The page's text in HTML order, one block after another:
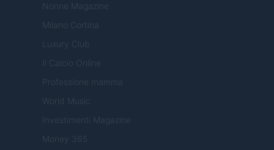
Nonne Magazine
Milano Cortina
Luxury Club
Il Calcio Online
Professione mamma
World Music
Investimenti Magazine
Money 365